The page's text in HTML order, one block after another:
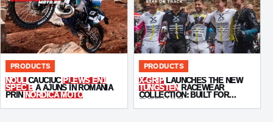
PRODUCTS
NOULCAUCIUCPLEWS EN1
SPEC B A AJUNS ÎN ROMÂNIA
PRINNORDICA MOTO
PRODUCTS
X-GRIPLAUNCHES THE NEW
TUNGSTEN RACEWEAR
COLLECTION: BUILT FOR
EVERY LINE